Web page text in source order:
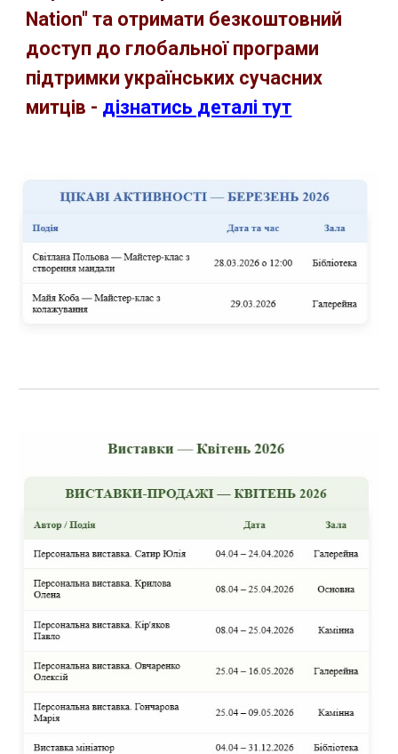
Nation" та отримати безкоштовний
доступ до глобальної програми
підтримки українських сучасних
митців - дізнатись деталі тут